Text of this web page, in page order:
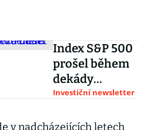
Index S&P 500
prošel během
dekády
proměnou.
hodnotou
Investiční newsletter
v nadcházejících letech